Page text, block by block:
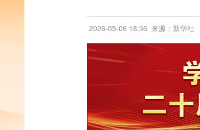
2026-05-06 18:36 来源：新华社